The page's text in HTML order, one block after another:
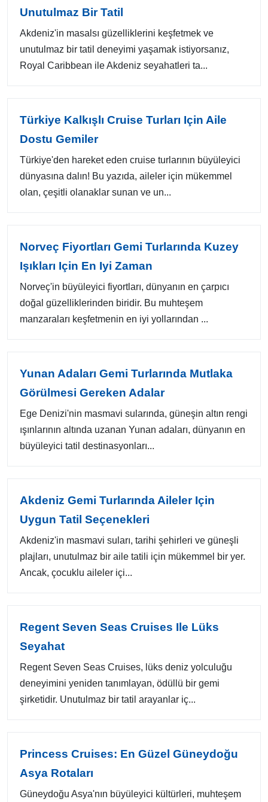
Unutulmaz Bir Tatil
Akdeniz'in masalsı güzelliklerini keşfetmek ve
unutulmaz bir tatil deneyimi yaşamak istiyorsanız,
Royal Caribbean ile Akdeniz seyahatleri ta...
Türkiye Kalkışlı Cruise Turları Için Aile
Dostu Gemiler
Türkiye'den hareket eden cruise turlarının büyüleyici
dünyasına dalın! Bu yazıda, aileler için mükemmel
olan, çeşitli olanaklar sunan ve un...
Norveç Fiyortları Gemi Turlarında Kuzey
Işıkları Için En Iyi Zaman
Norveç'in büyüleyici fiyortları, dünyanın en çarpıcı
doğal güzelliklerinden biridir. Bu muhteşem
manzaraları keşfetmenin en iyi yollarından ...
Yunan Adaları Gemi Turlarında Mutlaka
Görülmesi Gereken Adalar
Ege Denizi'nin masmavi sularında, güneşin altın rengi
ışınlarının altında uzanan Yunan adaları, dünyanın en
büyüleyici tatil destinasyonları...
Akdeniz Gemi Turlarında Aileler Için
Uygun Tatil Seçenekleri
Akdeniz'in masmavi suları, tarihi şehirleri ve güneşli
plajları, unutulmaz bir aile tatili için mükemmel bir yer.
Ancak, çocuklu aileler içi...
Regent Seven Seas Cruises Ile Lüks
Seyahat
Regent Seven Seas Cruises, lüks deniz yolculuğu
deneyimini yeniden tanımlayan, ödüllü bir gemi
şirketidir. Unutulmaz bir tatil arayanlar iç...
Princess Cruises: En Güzel Güneydoğu
Asya Rotaları
Güneydoğu Asya'nın büyüleyici kültürleri, muhteşem